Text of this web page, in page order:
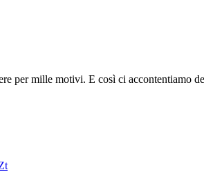
per mille motivi. E così ci accontentiamo